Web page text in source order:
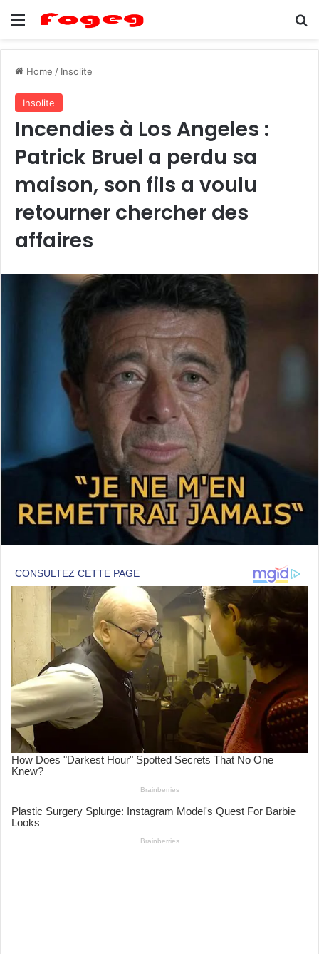
Menu
Home / Insolite
Insolite
Incendies à Los Angeles :
Patrick Bruel a perdu sa
maison, son fils a voulu
retourner chercher des
affaires